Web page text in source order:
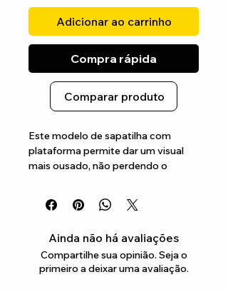
Adicionar ao carrinho
Compra rápida
Comparar produto
Este modelo de sapatilha com
plataforma permite dar um visual
mais ousado, não perdendo o
marca Contém o logotipo na lateral
e também na parte de trás da sola
Ainda não há avaliações
Compartilhe sua opinião. Seja o
primeiro a deixar uma avaliação.